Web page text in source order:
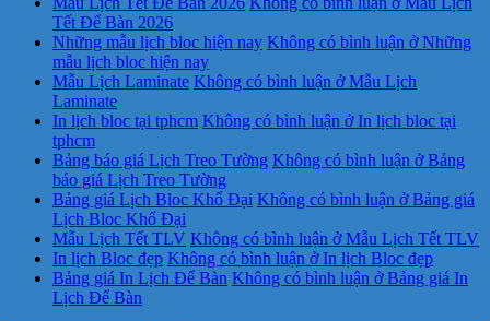
Tết Để Bàn 2026
Những mẫu lịch bloc hiện nay Không có bình luận ở Những
mẫu lịch bloc hiện nay
Mẫu Lịch Laminate Không có bình luận ở Mẫu Lịch
Laminate
In lịch bloc tại tphcm Không có bình luận ở In lịch bloc tại
tphcm
Bảng báo giá Lịch Treo Tường Không có bình luận ở Bảng
báo giá Lịch Treo Tường
Bảng giá Lịch Bloc Khổ Đại Không có bình luận ở Bảng giá
Lịch Bloc Khổ Đại
Mẫu Lịch Tết TLV Không có bình luận ở Mẫu Lịch Tết TLV
In lịch Bloc đẹp Không có bình luận ở In lịch Bloc đẹp
Bảng giá In Lịch Để Bàn Không có bình luận ở Bảng giá In
Lịch Để Bàn